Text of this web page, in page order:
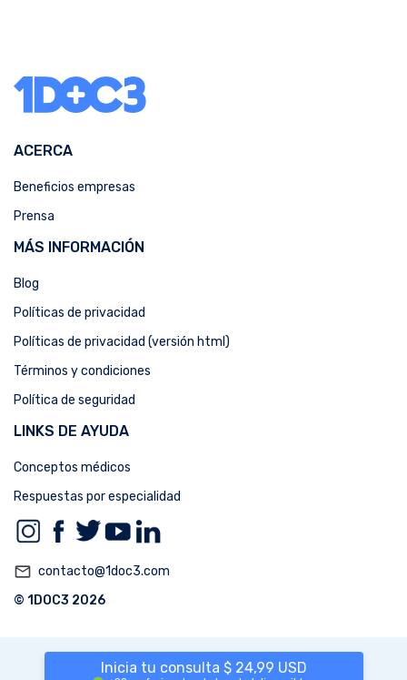
Inicia tu consulta $ 24,99 USD
ACERCA
Beneficios empresas
Prensa
MÁS INFORMACIÓN
Blog
Políticas de privacidad
Políticas de privacidad (versión html)
Términos y condiciones
Política de seguridad
LINKS DE AYUDA
Conceptos médicos
Respuestas por especialidad
mail_outline contacto@1doc3.com
© 1DOC3 2026